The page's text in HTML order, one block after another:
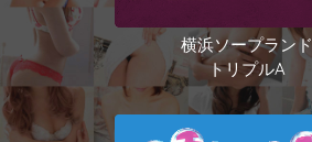
横浜ソープランド
トリプルA